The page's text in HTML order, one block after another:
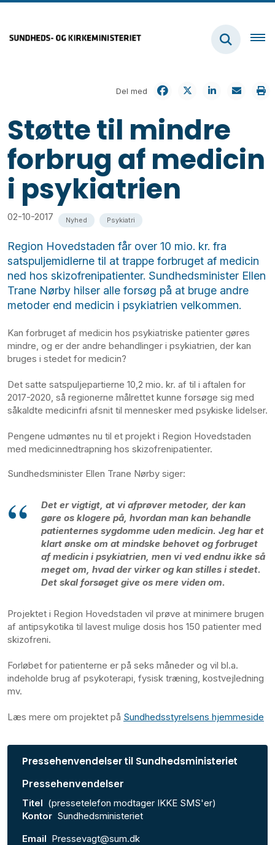
Del med
Støtte til mindre
forbrug af medicin
i psykiatrien
02-10-2017 Nyhed Psykiatri
Region Hovedstaden får over 10 mio. kr. fra
satspuljemidlerne til at trappe forbruget af medicin
ned hos skizofrenipatienter. Sundhedsminister Ellen
Trane Nørby hilser alle forsøg på at bruge andre
metoder end medicin i psykiatrien velkommen.
Kan forbruget af medicin hos psykiatriske patienter gøres
mindre, og er der andre behandlinger i psykiatrien, der kan
bruges i stedet for medicin?
Det satte satspuljepartierne 10,2 mio. kr. af til i aftalen for
2017-2020, så regionerne målrettet kunne forsøge sig med
såkaldte medicinfri afsnit til mennesker med psykiske lidelser.
Pengene udmøntes nu til et projekt i Region Hovedstaden
med medicinnedtrapning hos skizofrenipatienter.
Sundhedsminister Ellen Trane Nørby siger:
Det er vigtigt, at vi afprøver metoder, der kan
gøre os klogere på, hvordan man kan behandle
patienternes sygdomme uden medicin. Jeg har et
klart ønske om at mindske behovet og forbruget
af medicin i psykiatrien, men vi ved endnu ikke så
meget om, hvad der virker og kan stilles i stedet.
Det skal forsøget give os mere viden om.
Projektet i Region Hovedstaden vil prøve at minimere brugen
af antipsykotika til lavest mulige dosis hos 150 patienter med
skizofreni.
Forløbet for patienterne er på seks måneder og vil bl.a.
indeholde brug af psykoterapi, fysisk træning, kostvejledning
mv.
Læs mere om projektet på Sundhedsstyrelsens hjemmeside
Pressehenvendelser til Sundhedsministeriet
Pressehenvendelser
Titel (pressetelefon modtager IKKE SMS'er)
Kontor Sundhedsministeriet
Email Pressevagt@sum.dk